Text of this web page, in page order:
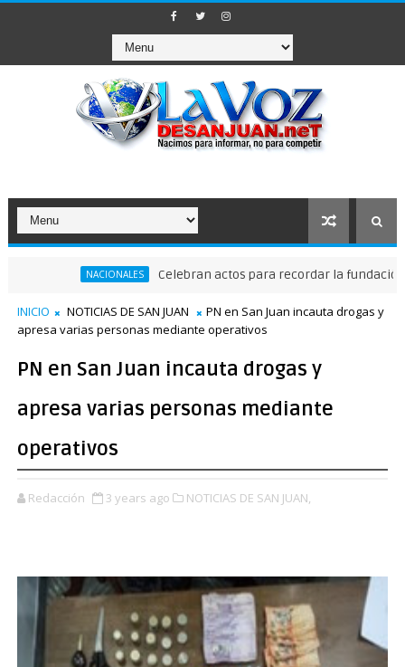
NACIONALES Celebran actos para recordar la fundación de
INICIO NOTICIAS DE SAN JUAN
PN en San Juan incauta drogas y
apresa varias personas mediante operativos
PN en San Juan incauta drogas y
apresa varias personas mediante
operativos
Redacción 3 years ago NOTICIAS DE SAN JUAN,